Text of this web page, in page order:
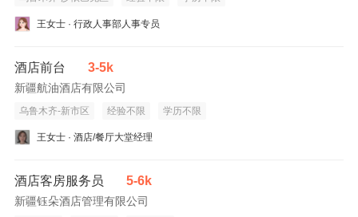
王女士 · 行政人事部人事专员
酒店前台 3-5k
新疆航油酒店有限公司
乌鲁木齐-新市区 经验不限 学历不限
王女士 · 酒店/餐厅大堂经理
酒店客房服务员 5-6k
新疆钰朵酒店管理有限公司